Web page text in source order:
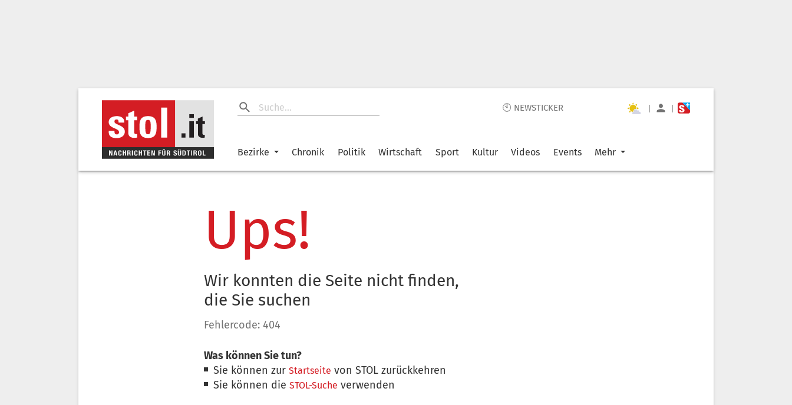
🕙 NEWSTICKER | |
Bezirke Chronik Politik Wirtschaft Sport Kultur Videos Events Mehr
Ups!
Wir konnten die Seite nicht finden,
die Sie suchen
Fehlercode: 404
Was können Sie tun?
Sie können zurStartseite von STOL zurückkehren
Sie können dieSTOL-Suche verwenden